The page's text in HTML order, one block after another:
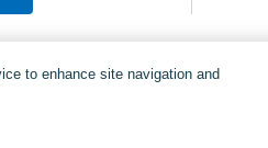
to enhance site navigation and